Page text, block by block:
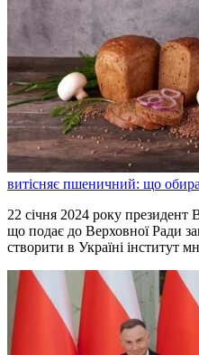
витісняє пшеничний: що
22 січня 2024 року
що подає до Верховної Ради
створити в Україні інститут